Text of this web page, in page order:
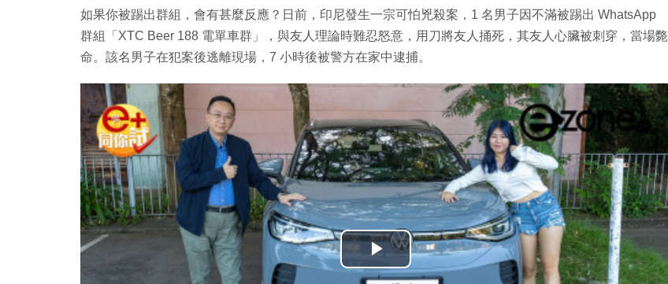
如果你被踢出群組，會有甚麼反應？日前，印尼發生一宗可怕兇殺案，1 名男子因不滿被踢出 WhatsApp
群組「XTC Beer 188 電單車群」，與友人理論時難忍怒意，用刀將友人捅死，其友人心臟被刺穿，當場斃
命。該名男子在犯案後逃離現場，7 小時後被警方在家中逮捕。
播